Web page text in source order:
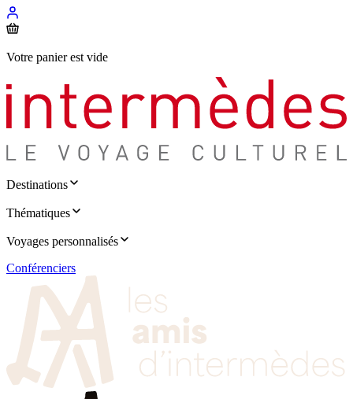
Votre panier est vide
Destinations
Thématiques
Voyages personnalisés
Conférenciers